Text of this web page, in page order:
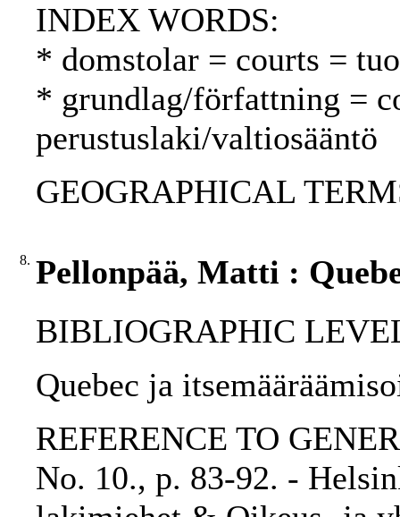
INDEX WORDS:
* domstolar = courts =
* grundlag/författning =
perustuslaki/valtiosääntö
GEOGRAPHICAL
8. Pellonpää, Matti :
BIBLIOGRAPHIC
Quebec ja
REFERENCE TO
No. 10., p. 83-92. -